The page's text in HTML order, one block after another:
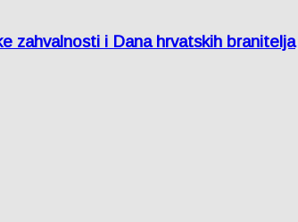
zahvalnosti i Dana hrvatskih branitelja